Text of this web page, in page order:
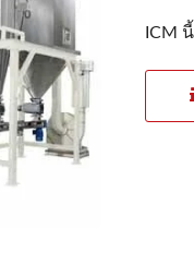
ICM